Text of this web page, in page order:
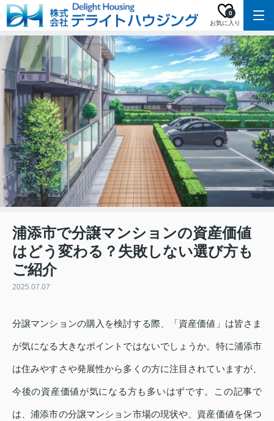
お気に入り
0
浦添市で分譲マンションの資産価値
はどう変わる？失敗しない選び方も
ご紹介
2025.07.07
分譲マンションの購入を検討する際、「資産価値」は皆さま
が気になる大きなポイントではないでしょうか。特に浦添市
は住みやすさや発展性から多くの方に注目されていますが、
今後の資産価値が気になる方も多いはずです。この記事で
は、浦添市の分譲マンション市場の現状や、資産価値を保つ